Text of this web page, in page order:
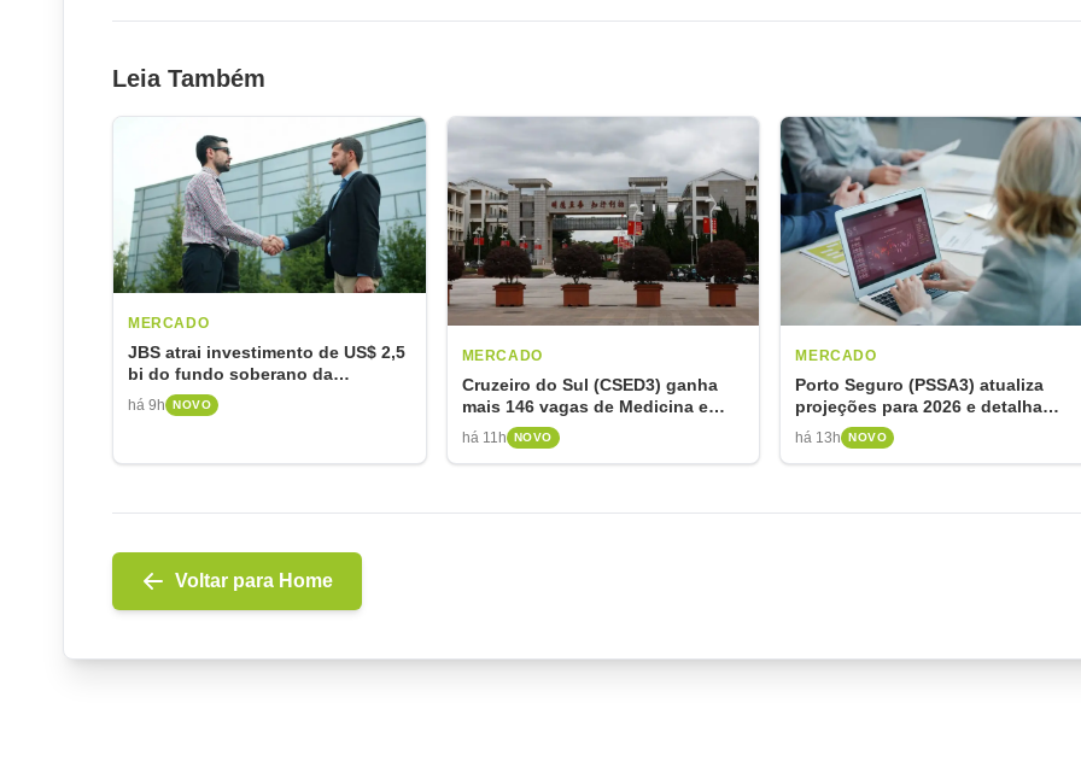
Leia Também
MERCADO
JBS atrai investimento de US$ 2,5
bi do fundo soberano da
Indonésia em joint venture
há 9h NOVO
MERCADO
Cruzeiro do Sul (CSED3) ganha
mais 146 vagas de Medicina e
aciona pagamento de R$ 185 mi
há 11h NOVO
MERCADO
Porto Seguro (PSSA3) atualiza
projeções para 2026 e detalha
unidades de negócio
há 13h NOVO
Voltar para Home